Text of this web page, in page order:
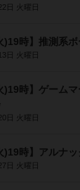
日 火曜日
)19時】推測系
日 火曜日
)19時】ゲーム
日 火曜日
)19時】アルナ
日 火曜日